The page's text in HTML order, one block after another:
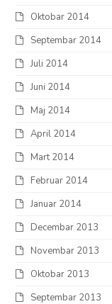
Oktobar 2014
Septembar 2014
Juli 2014
Juni 2014
Maj 2014
April 2014
Mart 2014
Februar 2014
Januar 2014
Decembar 2013
Novembar 2013
Oktobar 2013
Septembar 2013